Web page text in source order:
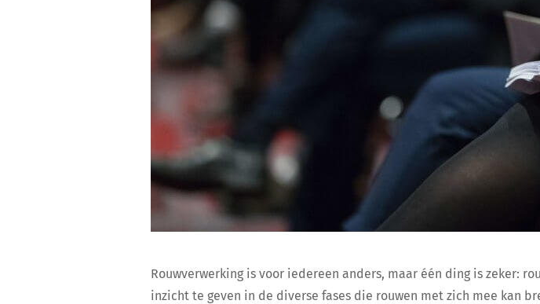
Rouwverwerking is voor iedereen anders, maar één ding is zeker:
inzicht te geven in de diverse fases die rouwen met zich mee kan